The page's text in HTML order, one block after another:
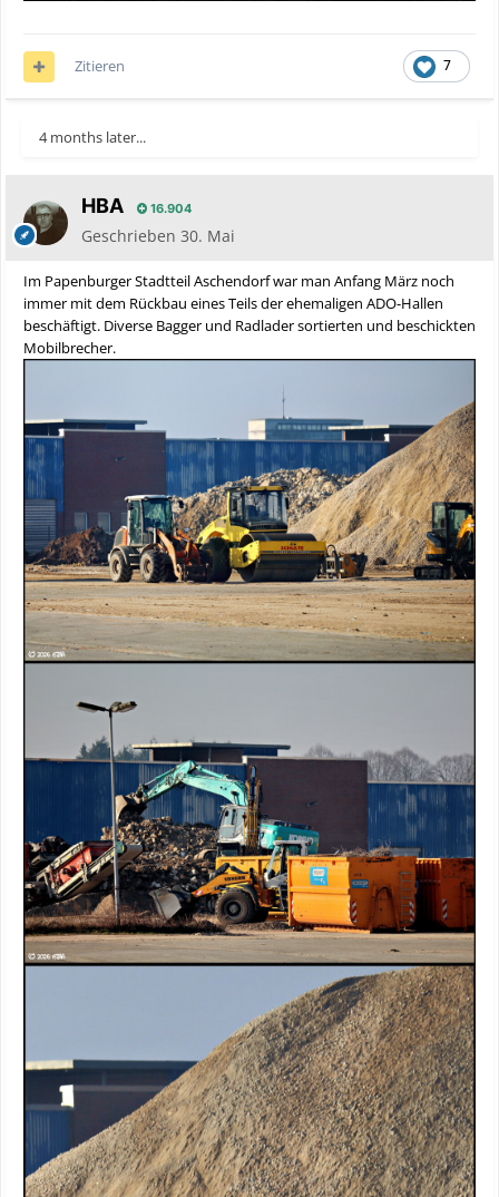
7
Zitieren
4 months later...
HBA 16.904
Geschrieben 30. Mai
Im Papenburger Stadtteil Aschendorf war man Anfang März noch
immer mit dem Rückbau eines Teils der ehemaligen ADO-Hallen
beschäftigt. Diverse Bagger und Radlader sortierten und beschickten
Mobilbrecher.